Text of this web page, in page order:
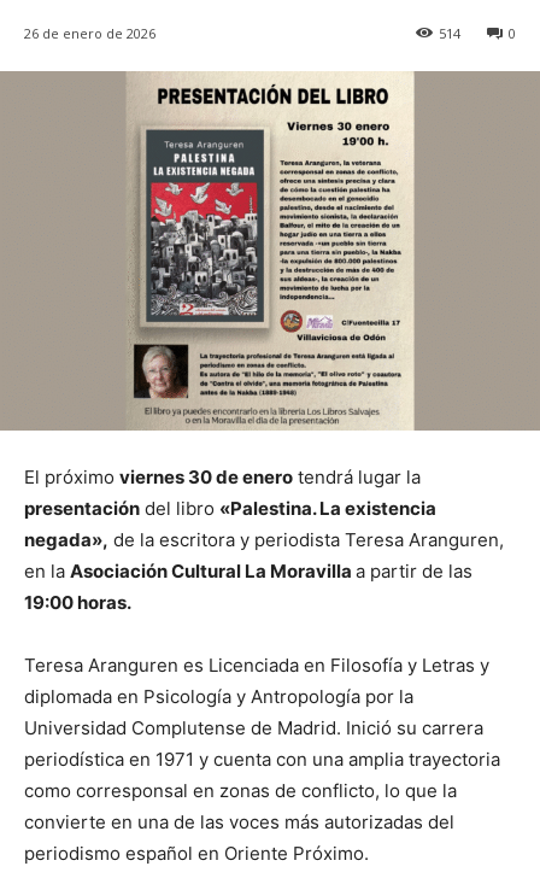
26 de enero de 2026 0
514
El próximo viernes 30 de enero tendrá lugar la
presentación del libro «Palestina. La existencia
negada», de la escritora y periodista Teresa Aranguren,
en la Asociación Cultural La Moravilla a partir de las
19:00 horas.
Teresa Aranguren es Licenciada en Filosofía y Letras y
diplomada en Psicología y Antropología por la
Universidad Complutense de Madrid. Inició su carrera
periodística en 1971 y cuenta con una amplia trayectoria
como corresponsal en zonas de conflicto, lo que la
convierte en una de las voces más autorizadas del
periodismo español en Oriente Próximo.